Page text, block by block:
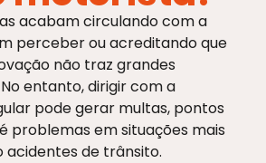
acabam circulando com a
perceber ou acreditando que
não traz grandes
entanto, dirigir com a
pode gerar multas, pontos
problemas em situações mais
acidentes de trânsito.